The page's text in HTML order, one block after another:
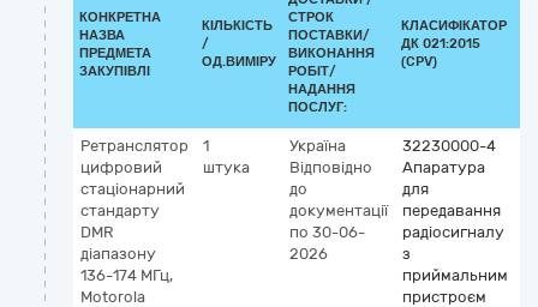
КОНКРЕТНА
НАЗВА
ПРЕДМЕТА
ЗАКУПІВЛІ
КІЛЬКІСТЬ
/
ОД.ВИМІРУ
СТРОК
ПОСТАВКИ/
ВИКОНАННЯ
РОБІТ/
НАДАННЯ
ПОСЛУГ:
КЛАСИФІКАТОР
ДК 021:2015
(CPV)
Ретранслятор
цифровий
стаціонарний
стандарту
DMR
діапазону
136-174 МГц,
Motorola
1
штука
Україна
Відповідно
до
документації
по 30-06-
2026
32230000-4
Апаратура
для
передавання
радіосигналу
з
приймальним
пристроєм